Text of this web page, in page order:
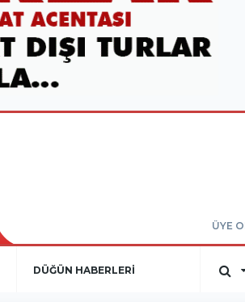
ÜYE
DÜĞÜN HABERLERİ